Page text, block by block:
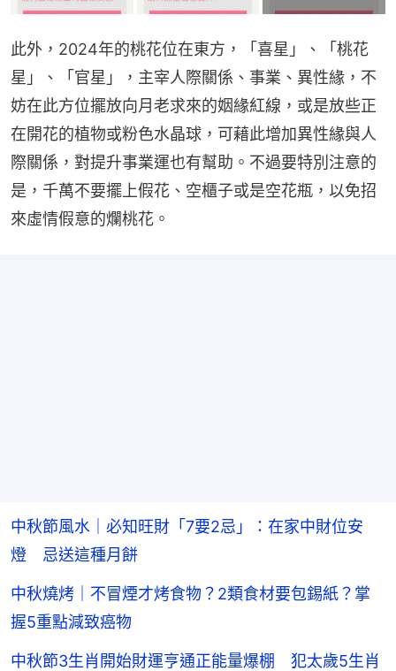
此外，2024年的桃花位在東方，「喜星」、「桃花
星」、「官星」，主宰人際關係、事業、異性緣，不
妨在此方位擺放向月老求來的姻緣紅線，或是放些正
在開花的植物或粉色水晶球，可藉此增加異性緣與人
際關係，對提升事業運也有幫助。不過要特別注意的
是，千萬不要擺上假花、空櫃子或是空花瓶，以免招
來虛情假意的爛桃花。
中秋節風水｜必知旺財「7要2忌」：在家中財位安
燈 忌送這種月餅
中秋燒烤｜不冒煙才烤食物？2類食材要包錫紙？掌
握5重點減致癌物
中秋節3生肖開始財運亨通正能量爆棚 犯太歲5生肖